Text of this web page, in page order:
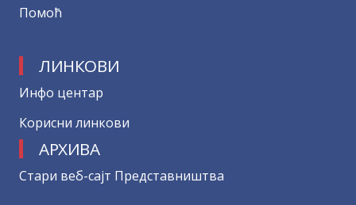
Помоћ
ЛИНКОВИ
Инфо центар
Корисни линкови
АРХИВА
Стари веб-сајт Представништва